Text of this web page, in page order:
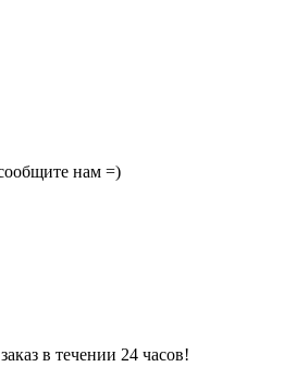
нам =)
в течении 24 часов!